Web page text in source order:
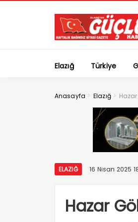
Elazığ Türkiye
Anasayfa > Elazığ > Hazar
ELAZIĞ 16 Nisan 2025
Hazar